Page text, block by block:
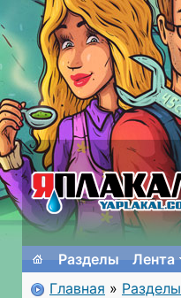
Разделы
Лента
Главная » Разделы